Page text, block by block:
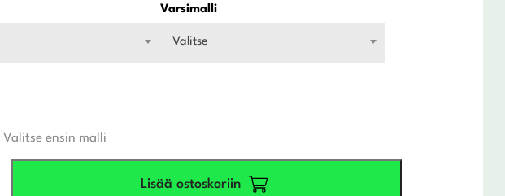
Varsimalli
Valitse
Valitse ensin malli
Lisää ostoskoriin